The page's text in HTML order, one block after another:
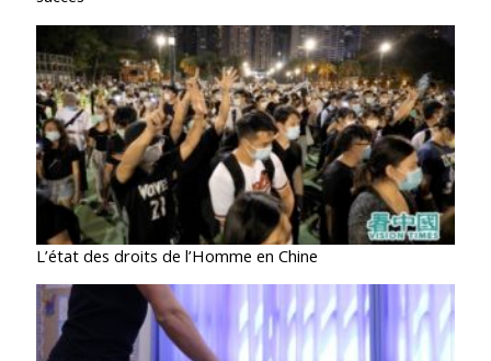
L’état des droits de l’Homme en Chine